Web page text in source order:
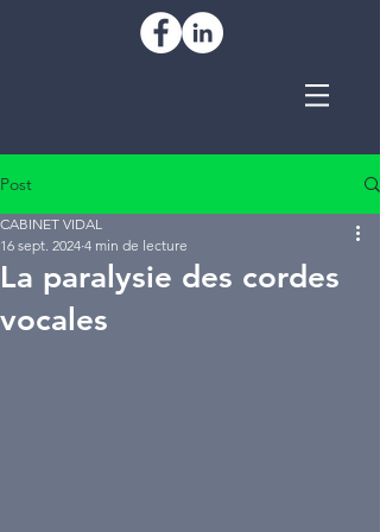
Post
La paralysie des cordes
vocales
CABINET VIDAL
16 sept. 2024 4 min de lecture